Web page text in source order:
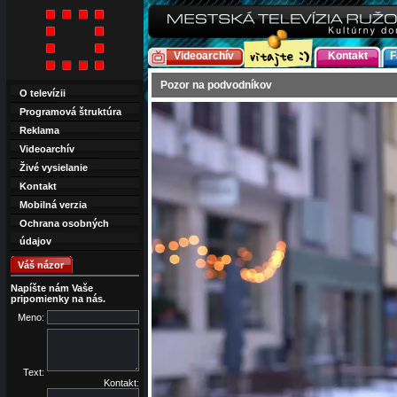
Videoarchív Kontakt
Pozor na podvodníkov
O televízii
Programová štruktúra
Reklama
Videoarchív
Živé vysielanie
Kontakt
Mobilná verzia
Ochrana osobných
údajov
Váš názor
Napíšte nám Vaše
pripomienky na nás.
Meno:
Text:
Kontakt: